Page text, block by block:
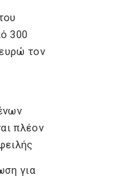
300
τον
πλέον
για